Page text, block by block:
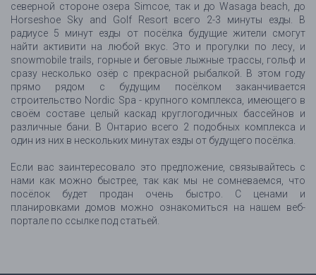
северной стороне озера Simcoe, так и до Wasaga beach, до
Horseshoe Sky and Golf Resort всего 2-3 минуты езды. В
радиусе 5 минут езды от посёлка будущие жители смогут
найти активити на любой вкус. Это и прогулки по лесу, и
snowmobile trails, горные и беговые лыжные трассы, гольф и
сразу несколько озёр с прекрасной рыбалкой. В этом году
прямо рядом с будущим посёлком заканчивается
строительство Nordic Spa - крупного комплекса, имеющего в
своём составе целый каскад круглогодичных бассейнов и
различные бани. В Онтарио всего 2 подобных комплекса и
один из них в нескольких минутах езды от будущего посёлка.
Если вас заинтересовало это предложение, связывайтесь с
нами как можно быстрее, так как мы не сомневаемся, что
посёлок будет продан очень быстро. С ценами и
планировками домов можно ознакомиться на нашем веб-
портале по ссылке под статьей.